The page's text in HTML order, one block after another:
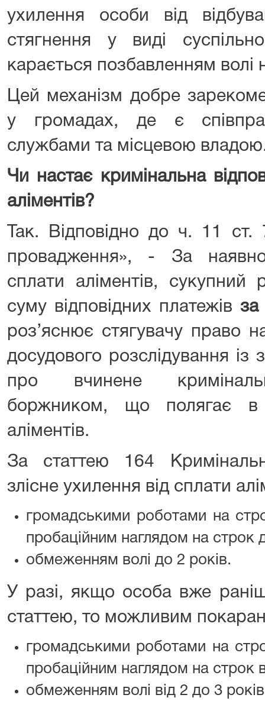
ухилення особи від
стягнення у виді
карається позбавленням волі
Цей механізм добре
у громадах, де є
службами та місцевою
Чи настає кримінальна
аліментів?
Так. Відповідно до ч. 11
провадження», - За
сплати аліментів, сукупний
суму відповідних платежів за
роз’яснює стягувачу право
досудового розслідування
про вчинене
боржником, що полягає в
аліментів.
За статтею 164
злісне ухилення від сплати
громадськими роботами на
пробаційним наглядом на строк
обмеженням волі до 2 років.
У разі, якщо особа вже
статтею, то можливим
громадськими роботами на
пробаційним наглядом на строк
обмеженням волі від 2 до 3